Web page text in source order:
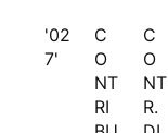
'02
7'
C
O
NT
RI
C
O
NT
R.